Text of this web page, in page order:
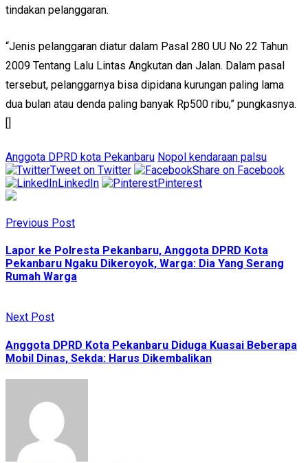
tindakan pelanggaran.
“Jenis pelanggaran diatur dalam Pasal 280 UU No 22 Tahun
2009 Tentang Lalu Lintas Angkutan dan Jalan. Dalam pasal
tersebut, pelanggarnya bisa dipidana kurungan paling lama
dua bulan atau denda paling banyak Rp500 ribu,” pungkasnya.
[]
Anggota DPRD kota Pekanbaru Nopol kendaraan palsu
Tweet on Twitter
Share on Facebook
LinkedIn
Pinterest
Previous Post
Lapor ke Polresta Pekanbaru, Anggota DPRD Kota
Pekanbaru Ngaku Dikeroyok, Warga: Dia Yang Serang
Rumah Warga
Next Post
Anggota DPRD Kota Pekanbaru Diduga Kuasai Beberapa
Mobil Dinas, Sekda: Harus Dikembalikan